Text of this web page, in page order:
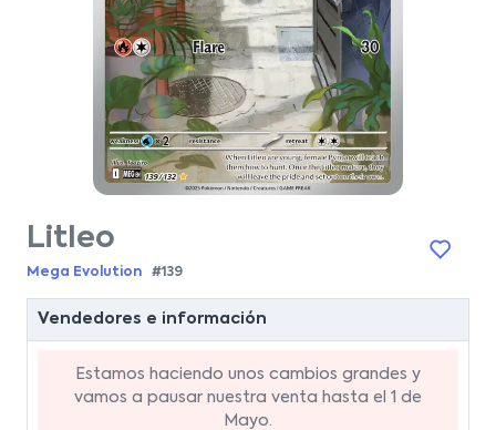
Litleo
Mega Evolution #139
Vendedores e información
Estamos haciendo unos cambios grandes y
vamos a pausar nuestra venta hasta el 1 de
Mayo.